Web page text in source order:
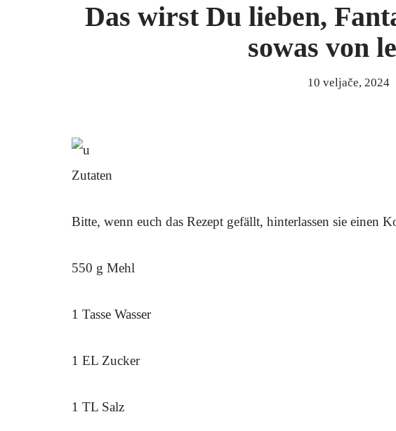
Das wirst Du lieben,
sowas von
10 veljače, 2024
Zutaten
Bitte, wenn euch das Rezept gefällt, hinterlassen sie einen
550 g Mehl
1 Tasse Wasser
1 EL Zucker
1 TL Salz